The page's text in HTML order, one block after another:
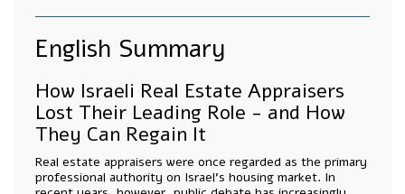
English Summary
How Israeli Real Estate Appraisers
Lost Their Leading Role - and How
They Can Regain It
Real estate appraisers were once regarded as the primary
professional authority on Israel's housing market. In